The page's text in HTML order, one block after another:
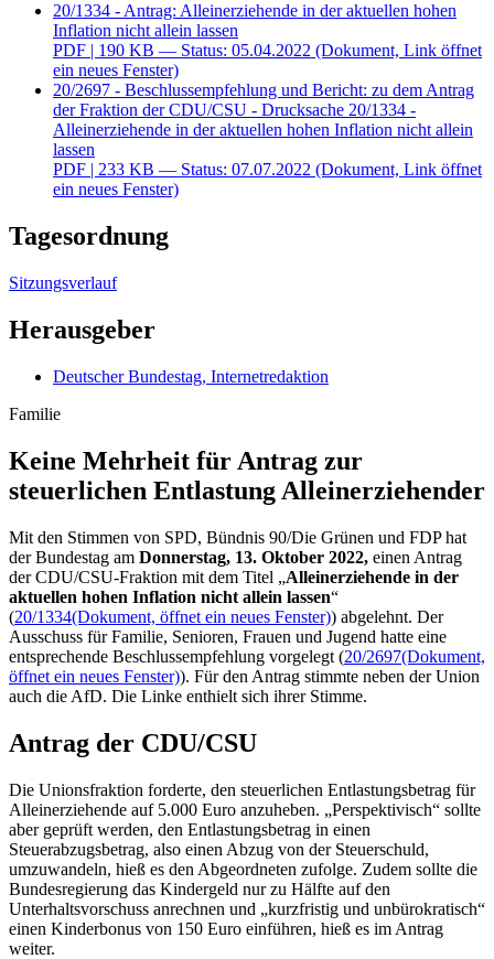
20/1334 - Antrag: Alleinerziehende in der aktuellen hohen
Inflation nicht allein lassen
PDF | 190 KB — Status: 05.04.2022 (Dokument, Link öffnet
ein neues Fenster)
20/2697 - Beschlussempfehlung und Bericht: zu dem Antrag
der Fraktion der CDU/CSU - Drucksache 20/1334 -
Alleinerziehende in der aktuellen hohen Inflation nicht allein
lassen
PDF | 233 KB — Status: 07.07.2022 (Dokument, Link öffnet
ein neues Fenster)
Tagesordnung
Sitzungsverlauf
Herausgeber
Deutscher Bundestag, Internetredaktion
Familie
Keine Mehrheit für Antrag zur
steuerlichen Ent­lastung Alleinerziehender
Mit den Stimmen von SPD, Bündnis 90/Die Grünen und FDP hat
der Bundestag am Donnerstag, 13. Oktober 2022, einen Antrag
der CDU/CSU-Fraktion mit dem Titel „Alleinerziehende in der
aktuellen hohen Inflation nicht allein lassen“
(20/1334(Dokument, öffnet ein neues Fenster)) abgelehnt. Der
Ausschuss für Familie, Senioren, Frauen und Jugend hatte eine
entsprechende Beschlussempfehlung vorgelegt (20/2697(Dokument,
öffnet ein neues Fenster)). Für den Antrag stimmte neben der Union
auch die AfD. Die Linke enthielt sich ihrer Stimme.
Antrag der CDU/CSU
Die Unionsfraktion forderte, den steuerlichen Entlastungsbetrag für
Alleinerziehende auf 5.000 Euro anzuheben. „Perspektivisch“ sollte
aber geprüft werden, den Entlastungsbetrag in einen
Steuerabzugsbetrag, also einen Abzug von der Steuerschuld,
umzuwandeln, hieß es den Abgeordneten zufolge. Zudem sollte die
Bundesregierung das Kindergeld nur zu Hälfte auf den
Unterhaltsvorschuss anrechnen und „kurzfristig und unbürokratisch“
einen Kinderbonus von 150 Euro einführen, hieß es im Antrag
weiter.